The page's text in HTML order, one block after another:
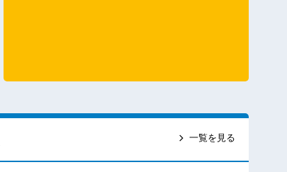
一覧を見る